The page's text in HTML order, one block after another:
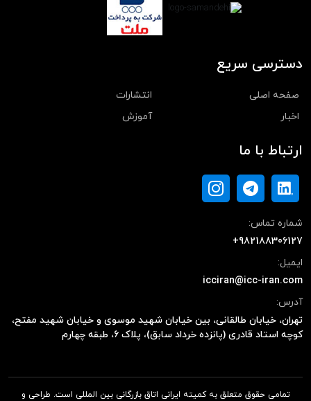
دسترسی سریع
صفحه اصلی
انتشارات
اخبار
آموزش
ارتباط با ما
شماره تماس:
+982188306127
ایمیل:
icciran@icc-iran.com
آدرس:
تهران، خیابان طالقانی، بین خیابان شهید موسوی و خیابان شهید مفتح،
کوچه استاد قادری (پانزده خرداد سابق)، پلاک ۶، طبقه چهارم
تمامی حقوق متعلق به کمیته ایرانی اتاق بازرگانی بین المللی است. طراحی و